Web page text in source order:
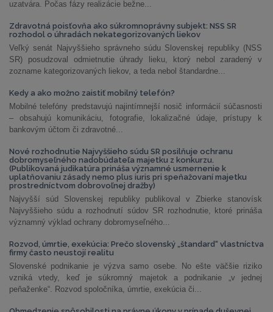
uzatvára. Počas fázy realizácie bežne...
Zdravotná poisťovňa ako súkromnoprávny subjekt: NSS SR
rozhodol o úhradách nekategorizovaných liekov
Veľký senát Najvyššieho správneho súdu Slovenskej republiky (NSS
SR) posudzoval odmietnutie úhrady lieku, ktorý nebol zaradený v
zozname kategorizovaných liekov, a teda nebol štandardne...
Kedy a ako možno zaistiť mobilný telefón?
Mobilné telefóny predstavujú najintímnejší nosič informácií súčasnosti
– obsahujú komunikáciu, fotografie, lokalizačné údaje, prístupy k
bankovým účtom či zdravotné...
Nové rozhodnutie Najvyššieho súdu SR posilňuje ochranu
dobromyseľného nadobúdateľa majetku z konkurzu.
(Publikovaná judikatúra prináša významné usmernenie k
uplatňovaniu zásady nemo plus iuris pri speňažovaní majetku
prostredníctvom dobrovoľnej dražby)
Najvyšší súd Slovenskej republiky publikoval v Zbierke stanovísk
Najvyššieho súdu a rozhodnutí súdov SR rozhodnutie, ktoré prináša
významný výklad ochrany dobromyseľného...
Rozvod, úmrtie, exekúcia: Prečo slovenský „štandard“ vlastníctva
firmy často neustojí realitu
Slovenské podnikanie je výzva samo osebe. No ešte väčšie riziko
vzniká vtedy, keď je súkromný majetok a podnikanie „v jednej
peňaženke“. Rozvod spoločníka, úmrtie, exekúcia či...